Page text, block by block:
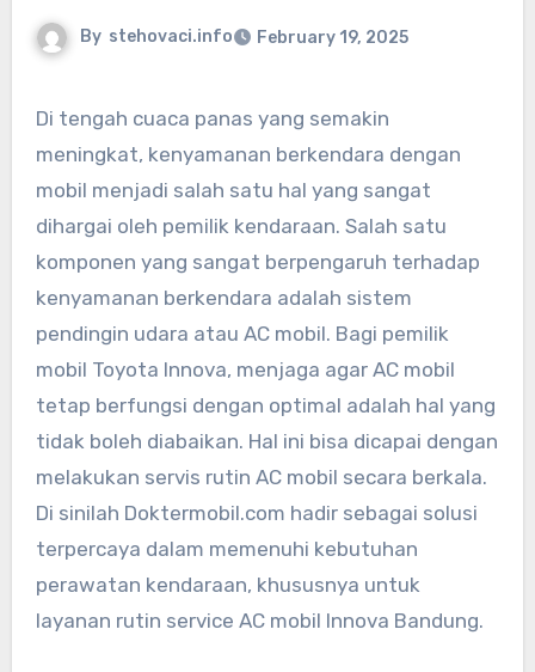
By stehovaci.info February 19, 2025
Di tengah cuaca panas yang semakin
meningkat, kenyamanan berkendara dengan
mobil menjadi salah satu hal yang sangat
dihargai oleh pemilik kendaraan. Salah satu
komponen yang sangat berpengaruh terhadap
kenyamanan berkendara adalah sistem
pendingin udara atau AC mobil. Bagi pemilik
mobil Toyota Innova, menjaga agar AC mobil
tetap berfungsi dengan optimal adalah hal yang
tidak boleh diabaikan. Hal ini bisa dicapai dengan
melakukan servis rutin AC mobil secara berkala.
Di sinilah Doktermobil.com hadir sebagai solusi
terpercaya dalam memenuhi kebutuhan
perawatan kendaraan, khususnya untuk
layanan rutin service AC mobil Innova Bandung.